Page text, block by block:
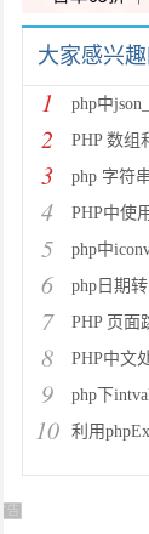
大家感兴
1 php中
2 PHP 数组
3 php 字符串
4 PHP中使用
5 php中
6 php日期转
7 PHP 页面跳
8 PHP中文处
9 php下
10 利用phpExcel
广告 商业广告，理性选择